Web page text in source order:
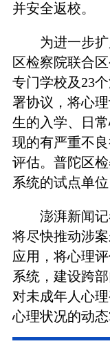
并安全返校。
为进一步
区检察院联合
专门学校及23
署协议，将心
生的入学、日
现的有严重不
评估。普陀区
系统的试点单位
澎湃新闻
将尽快推动涉
应用，将心理
系统，建设跨
对未成年人心
心理状况的动